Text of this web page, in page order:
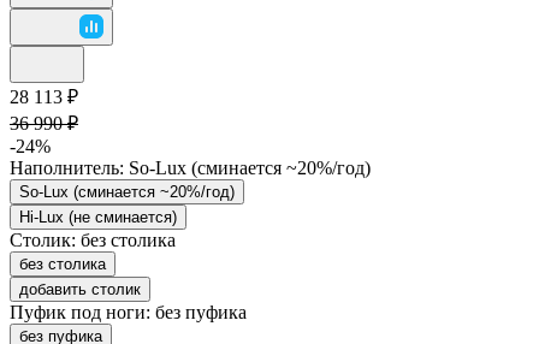
28 113 ₽
36 990 ₽
-24%
Наполнитель: So-Lux (cминается ~20%/год)
So-Lux (cминается ~20%/год)
Hi-Lux (не сминается)
Столик: без столика
без столика
добавить столик
Пуфик под ноги: без пуфика
без пуфика